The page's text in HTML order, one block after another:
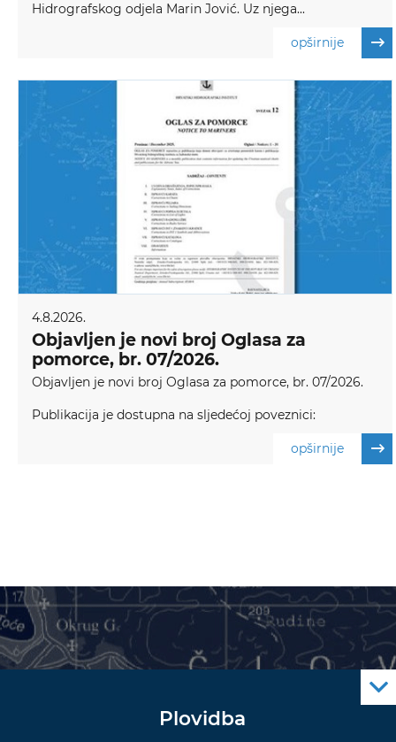
Hidrografskog odjela Marin Jović. Uz njega...
opširnije
4.8.2026.
Objavljen je novi broj Oglasa za
pomorce, br. 07/2026.
Objavljen je novi broj Oglasa za pomorce, br. 07/2026.
Publikacija je dostupna na sljedećoj poveznici:
opširnije
Plovidba